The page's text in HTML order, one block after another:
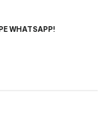
WHATSAPP!